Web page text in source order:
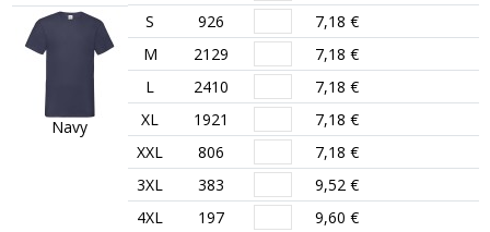
Navy
S 926
7,18 €
M
2129
7,18 €
L
2410
7,18 €
XL
1921
7,18 €
XXL
806
7,18 €
3XL
383
9,52 €
4XL
197 9,60 €